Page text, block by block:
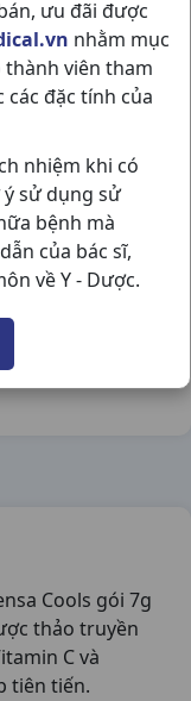
ưu đãi được
nhằm mục
viên tham
các đặc tính của
nhiệm khi có
sử dụng sử
bệnh mà
của bác sĩ,
về Y - Dược.
Năng,
Cools gói 7g
thảo truyền
C và
tiên tiến.